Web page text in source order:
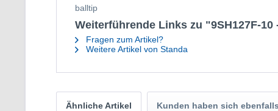
balltip
Weiterführende Links zu "9SH127F-
Fragen zum Artikel?
Weitere Artikel von Standa
Ähnliche Artikel Kunden haben sich